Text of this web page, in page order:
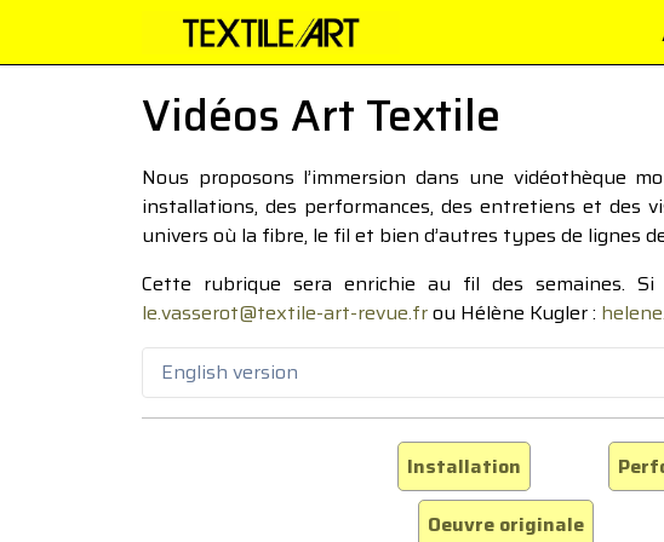
Vidéos Art Textile
Nous proposons l’immersion dans une vidéothèque
installations, des performances, des entretiens et des
univers où la fibre, le fil et bien d’autres types de lignes
Cette rubrique sera enrichie au fil des semaines.
le.vasserot@textile-art-revue.frou Hélène Kugler :
English version
Installation
Oeuvre originale